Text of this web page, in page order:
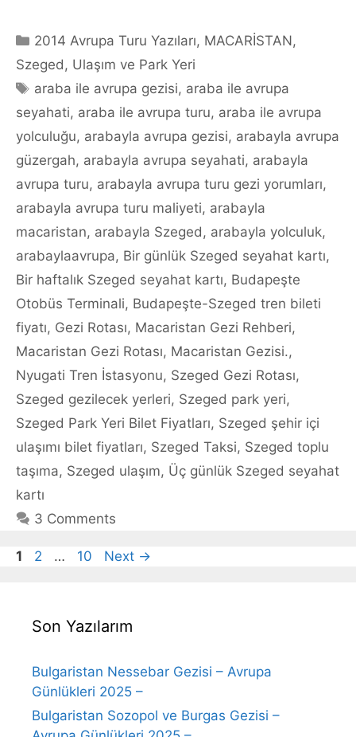
Categories
2014 Avrupa Turu Yazıları, MACARİSTAN,
Szeged , Ulaşım ve Park Yeri
Tags
araba ile avrupa gezisi, araba ile avrupa
seyahati, araba ile avrupa turu, araba ile avrupa
yolculuğu, arabayla avrupa gezisi, arabayla avrupa
güzergah, arabayla avrupa seyahati, arabayla
avrupa turu, arabayla avrupa turu gezi yorumları,
arabayla avrupa turu maliyeti, arabayla
macaristan, arabayla Szeged , arabayla yolculuk,
arabaylaavrupa, Bir günlük Szeged seyahat kartı,
Bir haftalık Szeged seyahat kartı, Budapeşte
Otobüs Terminali, Budapeşte-Szeged tren bileti
fiyatı, Gezi Rotası, Macaristan Gezi Rehberi,
Macaristan Gezi Rotası, Macaristan Gezisi.,
Nyugati Tren İstasyonu, Szeged Gezi Rotası,
Szeged gezilecek yerleri, Szeged park yeri,
Szeged Park Yeri Bilet Fiyatları, Szeged şehir içi
ulaşımı bilet fiyatları, Szeged Taksi, Szeged toplu
taşıma, Szeged ulaşım, Üç günlük Szeged seyahat
kartı
3 Comments
Page
1 Page
2 … Page
10 Next →
Son Yazılarım
Bulgaristan Nessebar Gezisi – Avrupa
Günlükleri 2025 –
Bulgaristan Sozopol ve Burgas Gezisi –